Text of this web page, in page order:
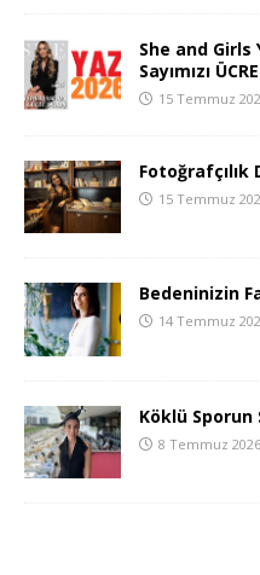
She and Girls
Sayımızı
15 Temmuz
15 Temmuz
Bedeninizin
14 Temmuz
Köklü Sporun
8 Temmuz 2026